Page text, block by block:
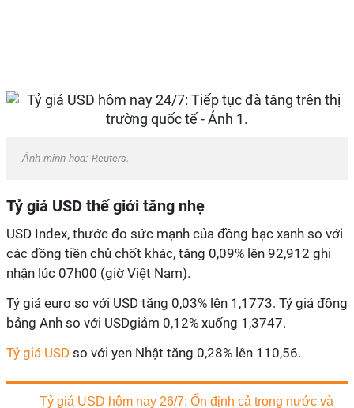
Ảnh minh họa: Reuters.
Tỷ giá USD thế giới tăng nhẹ
USD Index, thước đo sức mạnh của đồng bạc xanh so với
các đồng tiền chủ chốt khác, tăng 0,09% lên 92,912 ghi
nhận lúc 07h00 (giờ Việt Nam).
Tỷ giá euro so với USD tăng 0,03% lên 1,1773. Tỷ giá đồng
bảng Anh so với USDgiảm 0,12% xuống 1,3747.
Tỷ giá USD so với yen Nhật tăng 0,28% lên 110,56.
Tỷ giá USD hôm nay 26/7: Ổn định cả trong nước và